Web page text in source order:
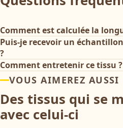
Comment est calculée la
Puis-je recevoir un
?
Comment entretenir ce tissu ?
VOUS AIMEREZ AUSSI
Des tissus qui se
avec celui-ci